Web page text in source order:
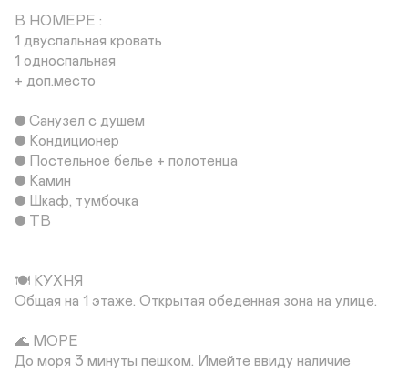
В НОМЕРЕ :
1 двуспальная кровать
1 односпальная
+ доп.место
● Санузел с душем
● Кондиционер
● Постельное белье + полотенца
● Камин
● Шкаф, тумбочка
● ТВ
🍽 КУХНЯ
Общая на 1 этаже. Открытая обеденная зона на улице.
🌊 МОРЕ
До моря 3 минуты пешком. Имейте ввиду наличие